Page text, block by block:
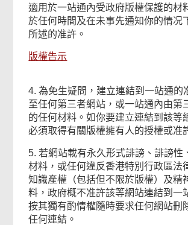
適用於一站通內受政府版權保護的材
於任何時間及在未事先通知你的情况
所述的准許。
版權告示
4. 為免生疑問，建立連結到一站通的
至任何第三者網站，或一站通內由第
的任何材料。如你要建立連結到該等
必須取得有關版權擁有人的授權或准
5. 若網站載有永久形式誹謗、誹謗性
材料，或任何違反香港特別行政區法
知識產權（包括但不限於版權）及精
料，政府概不准許該等網站連結到一
按其獨有酌情權隨時要求任何網站刪
任何連結。